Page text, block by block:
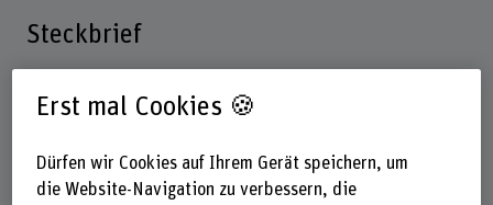
Steckbrief
Erst mal Cookies 🍪
Dürfen wir Cookies auf Ihrem Gerät speichern, um
die Website-Navigation zu verbessern, die